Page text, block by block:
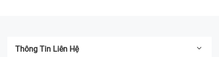
Thông Tin Liên Hệ